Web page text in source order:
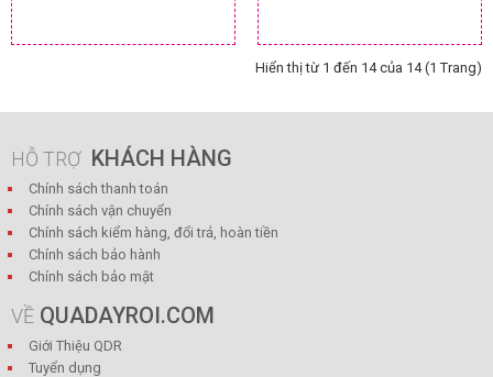
Hiển thị từ 1 đến 14 của 14 (1 Trang)
HỖ TRỢ KHÁCH HÀNG
Chính sách thanh toán
Chính sách vận chuyển
Chính sách kiểm hàng, đổi trả, hoàn tiền
Chính sách bảo hành
Chính sách bảo mật
VỀ QUADAYROI.COM
Giới Thiệu QDR
Tuyển dụng